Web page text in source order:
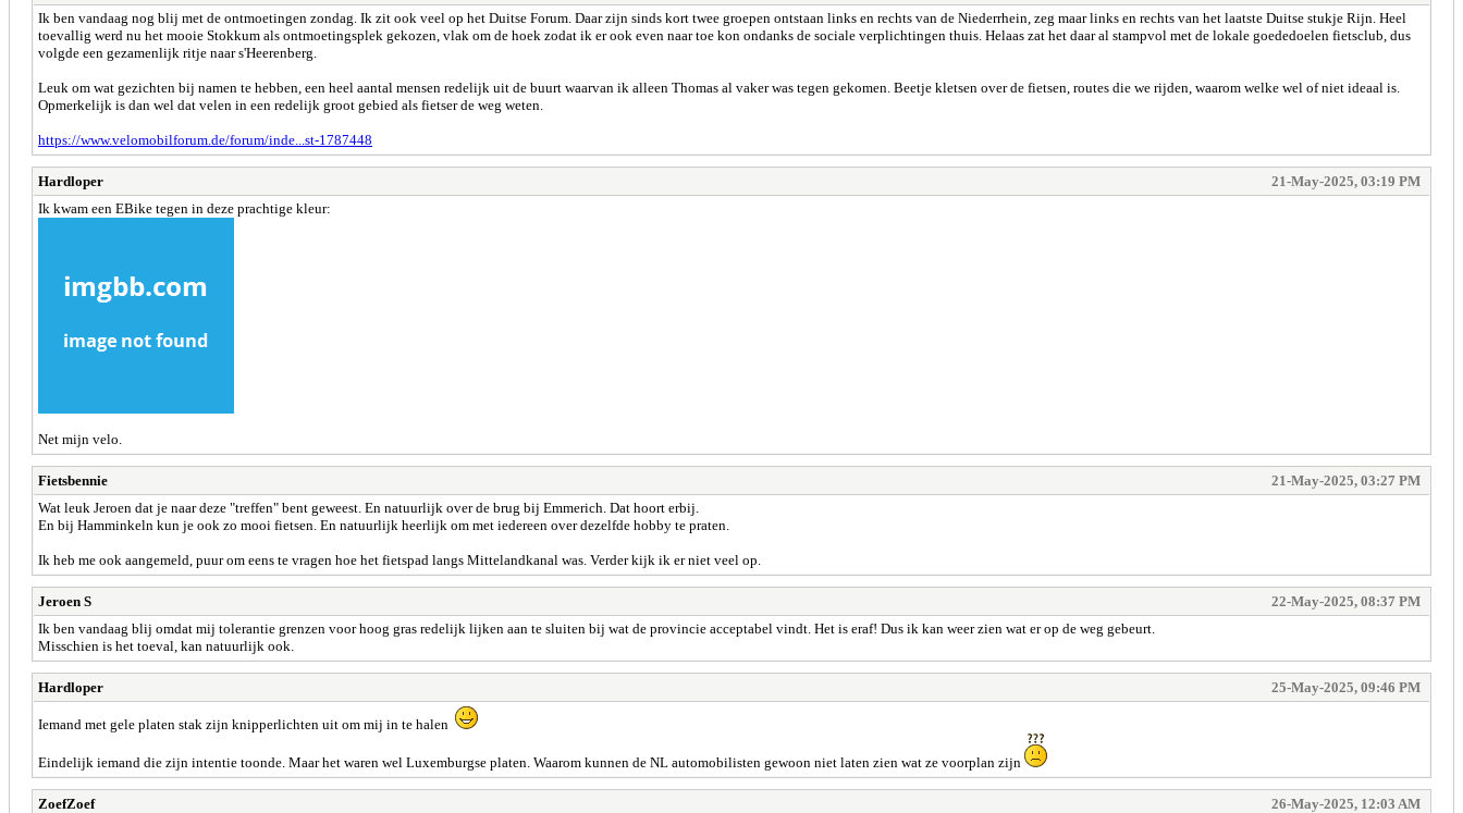
Ik ben vandaag nog blij met de ontmoetingen zondag. Ik zit ook veel op het Duitse Forum. Daar zijn sinds kort twee groepen ontstaan links en rechts van de Niederrhein, zeg maar links en rechts van het laatste Duitse stukje Rijn. Heel
toevallig werd nu het mooie Stokkum als ontmoetingsplek gekozen, vlak om de hoek zodat ik er ook even naar toe kon ondanks de sociale verplichtingen thuis. Helaas zat het daar al stampvol met de lokale goededoelen fietsclub, dus
volgde een gezamenlijk ritje naar s'Heerenberg.
Leuk om wat gezichten bij namen te hebben, een heel aantal mensen redelijk uit de buurt waarvan ik alleen Thomas al vaker was tegen gekomen. Beetje kletsen over de fietsen, routes die we rijden, waarom welke wel of niet ideaal is.
Opmerkelijk is dan wel dat velen in een redelijk groot gebied als fietser de weg weten.
https://www.velomobilforum.de/forum/inde...st-1787448
Hardloper
21-May-2025, 03:19 PM
Ik kwam een EBike tegen in deze prachtige kleur:
Net mijn velo.
Fietsbennie
21-May-2025, 03:27 PM
Wat leuk Jeroen dat je naar deze "treffen" bent geweest. En natuurlijk over de brug bij Emmerich. Dat hoort erbij.
En bij Hamminkeln kun je ook zo mooi fietsen. En natuurlijk heerlijk om met iedereen over dezelfde hobby te praten.
Ik heb me ook aangemeld, puur om eens te vragen hoe het fietspad langs Mittelandkanal was. Verder kijk ik er niet veel op.
Jeroen S
22-May-2025, 08:37 PM
Ik ben vandaag blij omdat mij tolerantie grenzen voor hoog gras redelijk lijken aan te sluiten bij wat de provincie acceptabel vindt. Het is eraf! Dus ik kan weer zien wat er op de weg gebeurt.
Misschien is het toeval, kan natuurlijk ook.
Hardloper 25-May-2025, 09:46 PM
Iemand met gele platen stak zijn knipperlichten uit om mij in te halen
Eindelijk iemand die zijn intentie toonde. Maar het waren wel Luxemburgse platen. Waarom kunnen de NL automobilisten gewoon niet laten zien wat ze voorplan zijn
ZoefZoef
26-May-2025, 12:03 AM